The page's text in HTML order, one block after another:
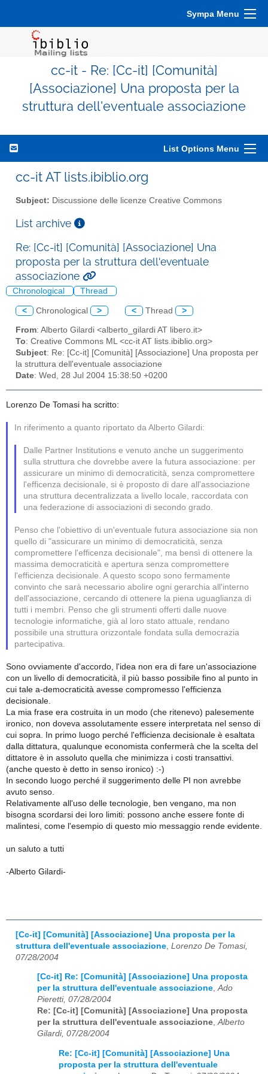
Sympa Menu
cc-it - Re: [Cc-it] [Comunità]
[Associazione] Una proposta per la
struttura dell'eventuale associazione
List Options Menu
cc-it AT lists.ibiblio.org
Subject: Discussione delle licenze Creative Commons
List archive
Re: [Cc-it] [Comunità] [Associazione] Una
proposta per la struttura dell'eventuale
associazione
Chronological Thread
< Chronological > < Thread >
From: Alberto Gilardi <alberto_gilardi AT libero.it>
To: Creative Commons ML <cc-it AT lists.ibiblio.org>
Subject: Re: [Cc-it] [Comunità] [Associazione] Una proposta per
la struttura dell'eventuale associazione
Date: Wed, 28 Jul 2004 15:38:50 +0200
Lorenzo De Tomasi ha scritto:
In riferimento a quanto riportato da Alberto Gilardi:
Dalle Partner Institutions e venuto anche un suggerimento
sulla struttura che dovrebbe avere la futura associazione: per
assicurare un minimo di democraticità, senza compromettere
l'efficenza decisionale, si è proposto di dare all'associazione
una struttura decentralizzata a livello locale, raccordata con
una federazione di associazioni di secondo grado.
Penso che l'obiettivo di un'eventuale futura associazione sia non
quello di "assicurare un minimo di democraticità, senza
compromettere l'efficenza decisionale", ma bensì di ottenere la
massima democraticità e apertura senza compromettere
l'efficienza decisionale. A questo scopo sono fermamente
convinto che sarà necessario abolire ogni gerarchia all'interno
dell'associazione, cercando di ottenere la piena uguaglianza di
tutti i membri. Penso che gli strumenti offerti dalle nuove
tecnologie informatiche, già al loro stato attuale, rendano
possibile una struttura orizzontale fondata sulla democrazia
partecipativa.
Sono ovviamente d'accordo, l'idea non era di fare un'associazione
con un livello di democraticità, il più basso possibile fino al punto in
cui tale a-democraticità avesse compromesso l'efficienza
decisionale.
La mia frase era costruita in un modo (che ritenevo) palesemente
ironico, non doveva assolutamente essere interpretata nel senso di
cui sopra. In primo luogo perché l'efficienza decisionale è esaltata
dalla dittatura, qualunque economista confermerà che la scelta del
dittatore è in assoluto quella che minimizza i costi transattivi.
(anche questo è detto in senso ironico) :-)
In secondo luogo perché il suggerimento delle PI non avrebbe
avuto senso.
Relativamente all'uso delle tecnologie, ben vengano, ma non
bisogna scordarsi dei loro limiti: possono anche essere fonte di
malintesi, come l'esempio di questo mio messaggio rende evidente.
un saluto a tutti
-Alberto Gilardi-
[Cc-it] [Comunità] [Associazione] Una proposta per la
struttura dell'eventuale associazione Lorenzo De Tomasi,
07/28/2004
[Cc-it] Re: [Comunità] [Associazione] Una proposta
per la struttura dell'eventuale associazione,Ado
Pieretti, 07/28/2004
Re: [Cc-it] [Comunità] [Associazione] Una proposta
per la struttura dell'eventuale associazione,Alberto
Gilardi, 07/28/2004
Re: [Cc-it] [Comunità] [Associazione] Una
proposta per la struttura dell'eventuale